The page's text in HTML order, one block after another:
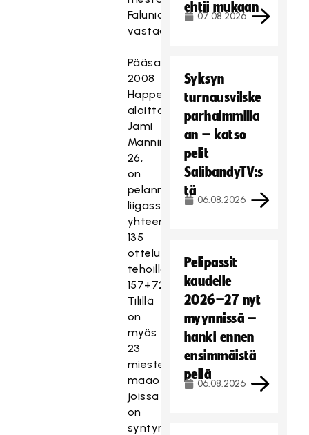
Falunia
vastaan.
Pääsarjapelit
2008
Happeessa
aloittanut
Jami
Manninen,
26,
on
pelannut
liigassa
yhteensä
135
ottelua
tehoilla
157+72.
Tilillä
on
myös
23
miesten
maaottelua,
joissa
on
syntynyt
ehtii mukaan
07.08.2026
Syksyn
turnausvilske
parhaimmilla
an – katso
pelit
SalibandyTV:s
tä
06.08.2026
Pelipassit
kaudelle
2026–27 nyt
myynnissä –
hanki ennen
ensimmäistä
peliä
06.08.2026